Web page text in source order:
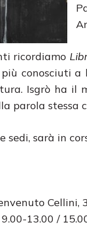
ricordiamo
conosciuti a
Isgrò ha il
parola stessa
sedi, sarà in
Cellini,
13.00 /